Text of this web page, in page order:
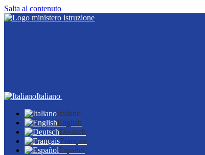
Salta al contenuto
Italiano
Italiano
English
Deutsch
Français
Español